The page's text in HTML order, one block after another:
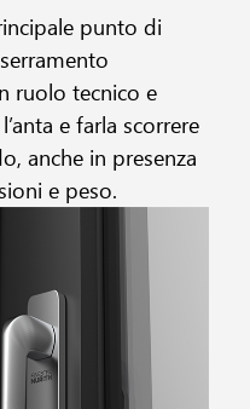
punto di
ruolo tecnico e
e farla scorrere
anche in presenza
e peso.